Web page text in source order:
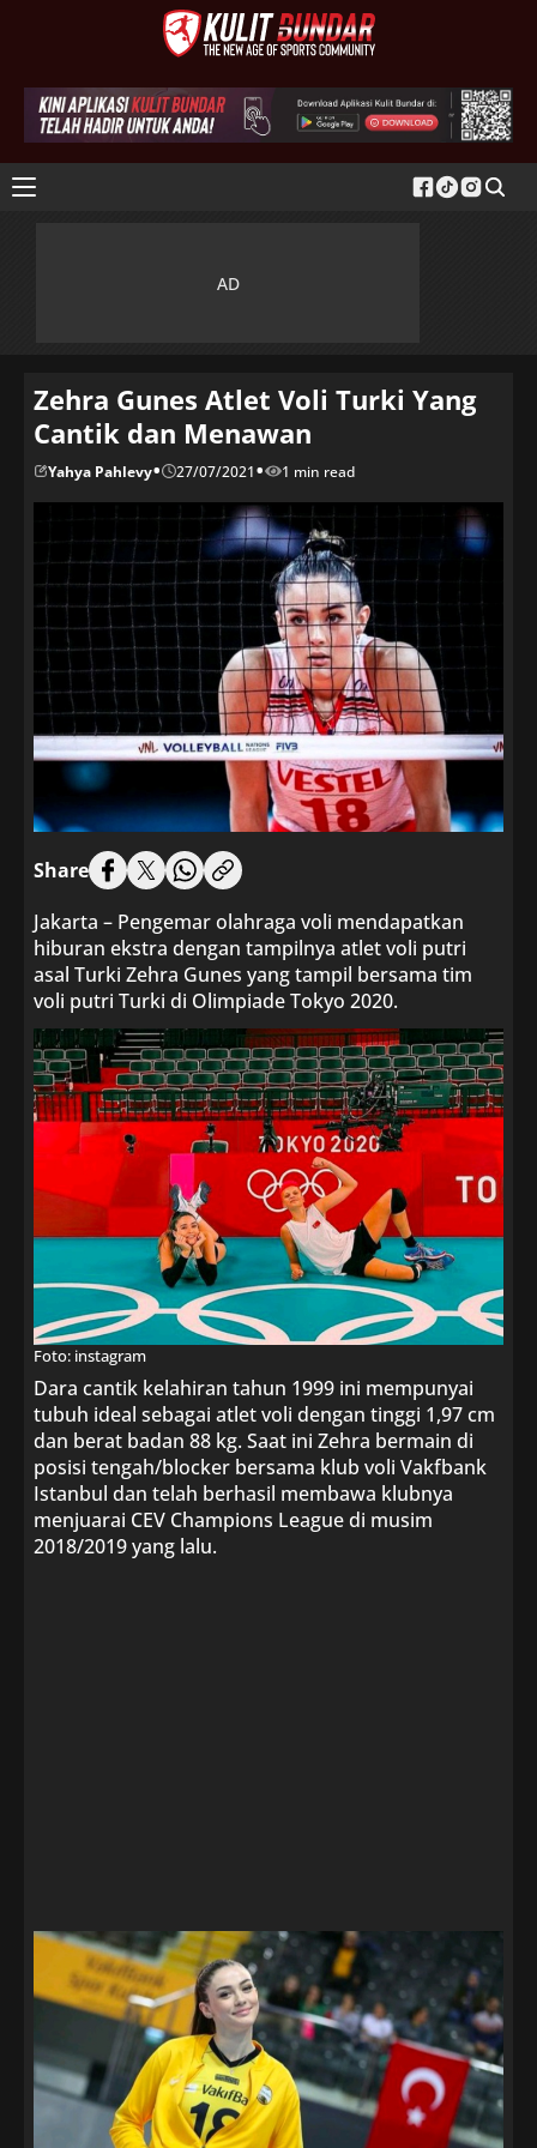
Zehra Gunes Atlet Voli Turki Yang
Cantik dan Menawan
Yahya Pahlevy• 27/07/2021• 1 min read
Share
Jakarta – Pengemar olahraga voli mendapatkan
hiburan ekstra dengan tampilnya atlet voli putri
asal Turki Zehra Gunes yang tampil bersama tim
voli putri Turki di Olimpiade Tokyo 2020.
Foto: instagram
Dara cantik kelahiran tahun 1999 ini mempunyai
tubuh ideal sebagai atlet voli dengan tinggi 1,97 cm
dan berat badan 88 kg. Saat ini Zehra bermain di
posisi tengah/blocker bersama klub voli Vakfbank
Istanbul dan telah berhasil membawa klubnya
menjuarai CEV Champions League di musim
2018/2019 yang lalu.